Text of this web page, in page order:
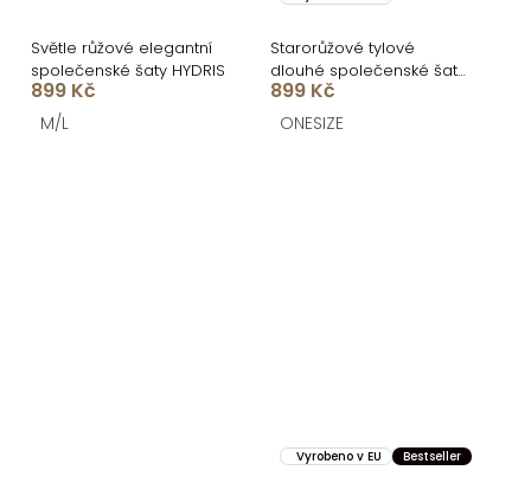
Světle růžové elegantní
společenské šaty HYDRIS
899 Kč
M/L
Starorůžové tylové
dlouhé společenské šaty
ASHER
899 Kč
ONESIZE
Vyrobeno v EU Bestseller